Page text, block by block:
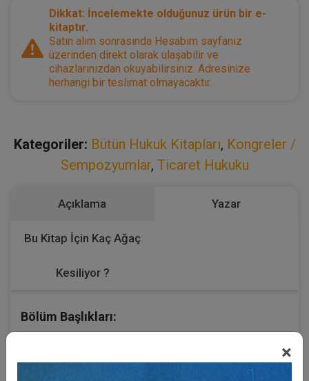
×
Dikkat: İncelemekte olduğunuz ürün bir e-
kitaptır.
Satın alım sonrasında Hesabım sayfanız
üzerinden direkt olarak ulaşabilir ve
cihazlarınızdan okuyabilirsiniz. Adresinize
herhangi bir teslimat olmayacaktır.
Kategoriler: Bütün Hukuk Kitapları, Kongreler /
Sempozyumlar, Ticaret Hukuku
Açıklama Yazar
Bu Kitap İçin Kaç Ağaç
Kesiliyor ?
Bölüm Başlıkları: